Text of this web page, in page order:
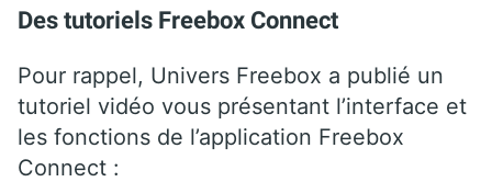
Des tutoriels Freebox Connect
Pour rappel, Univers Freebox a publié un
tutoriel vidéo vous présentant l’interface et
les fonctions de l’application Freebox
Connect :